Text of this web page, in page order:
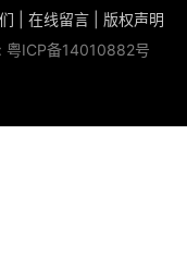
在线留言
版权声明
粤ICP备14010882号